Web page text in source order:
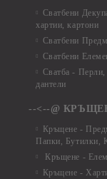
Сватбени
хартии, картони
Сватбени
Сватбени
Сватба - Перли,
дантели
--<--@
Кръщене -
Папки, Бутилки,
Кръщене -
Кръщене -